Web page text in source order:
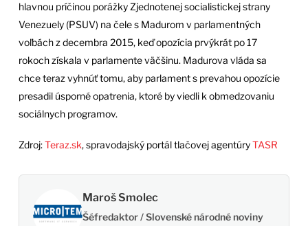
hlavnou príčinou porážky Zjednotenej socialistickej strany
Venezuely (PSUV) na čele s Madurom v parlamentných
voľbách z decembra 2015, keď opozícia prvýkrát po 17
rokoch získala v parlamente väčšinu. Madurova vláda sa
chce teraz vyhnúť tomu, aby parlament s prevahou opozície
presadil úsporné opatrenia, ktoré by viedli k obmedzovaniu
sociálnych programov.
Zdroj:Teraz.sk, spravodajský portál tlačovej agentúryTASR
Maroš Smolec
Šéfredaktor / Slovenské národné noviny